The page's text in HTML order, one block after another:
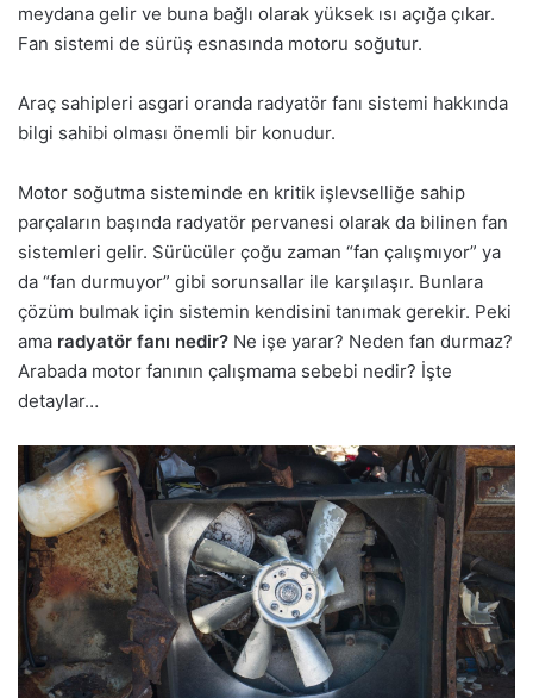
meydana gelir ve buna bağlı olarak yüksek ısı açığa çıkar.
Fan sistemi de sürüş esnasında motoru soğutur.
Araç sahipleri asgari oranda radyatör fanı sistemi hakkında
bilgi sahibi olması önemli bir konudur.
Motor soğutma sisteminde en kritik işlevselliğe sahip
parçaların başında radyatör pervanesi olarak da bilinen fan
sistemleri gelir. Sürücüler çoğu zaman “fan çalışmıyor” ya
da “fan durmuyor” gibi sorunsallar ile karşılaşır. Bunlara
çözüm bulmak için sistemin kendisini tanımak gerekir. Peki
ama radyatör fanı nedir? Ne işe yarar? Neden fan durmaz?
Arabada motor fanının çalışmama sebebi nedir? İşte
detaylar…